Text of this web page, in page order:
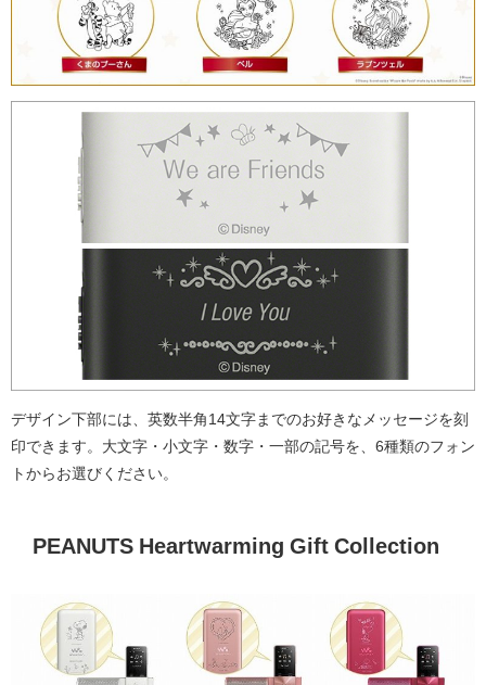
デザイン下部には、英数半角14文字までのお好きなメッセージを刻
印できます。大文字・小文字・数字・一部の記号を、6種類のフォン
トからお選びください。
PEANUTS Heartwarming Gift Collection